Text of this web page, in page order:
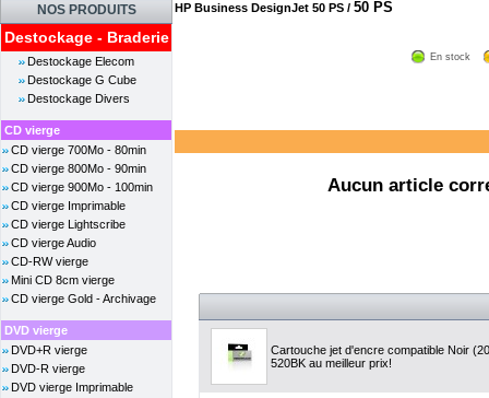
NOS PRODUITS
Destockage - Braderie
Destockage Elecom
Destockage G Cube
Destockage Divers
CD vierge
CD vierge 700Mo - 80min
CD vierge 800Mo - 90min
CD vierge 900Mo - 100min
CD vierge Imprimable
CD vierge Lightscribe
CD vierge Audio
CD-RW vierge
Mini CD 8cm vierge
CD vierge Gold - Archivage
DVD vierge
DVD+R vierge
DVD-R vierge
DVD vierge Imprimable
HP Business DesignJet 50 PS / 50 PS
En stock
Aucun article
Cartouche jet d'encre compatible Noir
520BK au meilleur prix!